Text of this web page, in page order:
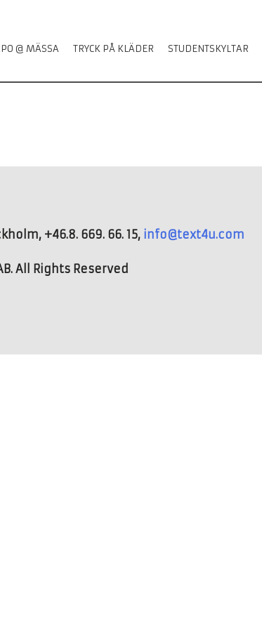
@ MÄSSA TRYCK PÅ KLÄDER STUDENTSKYLTAR
+46.8. 669. 66. 15, info@text4u.com
All Rights Reserved